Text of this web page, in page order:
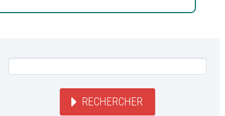
RECHERCHER